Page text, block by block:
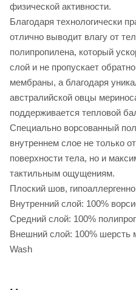
физической активности.
Благодаря технологически
отлично выводит влагу от
полипропилена, который
слой и не пропускает
мембраны, а благодаря
австралийской овцы
поддерживается тепловой
Специально ворсованный
внутреннем слое не только
поверхности тела, но и
тактильным ощущениям.
Плоский шов,
Внутренний слой: 100%
Средний слой: 100%
Внешний слой: 100% шерсть
Wash